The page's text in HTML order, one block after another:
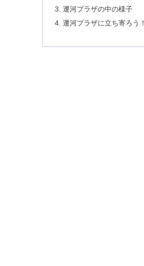
運河プラザの中の様子
運河プラザに立ち寄ろう！